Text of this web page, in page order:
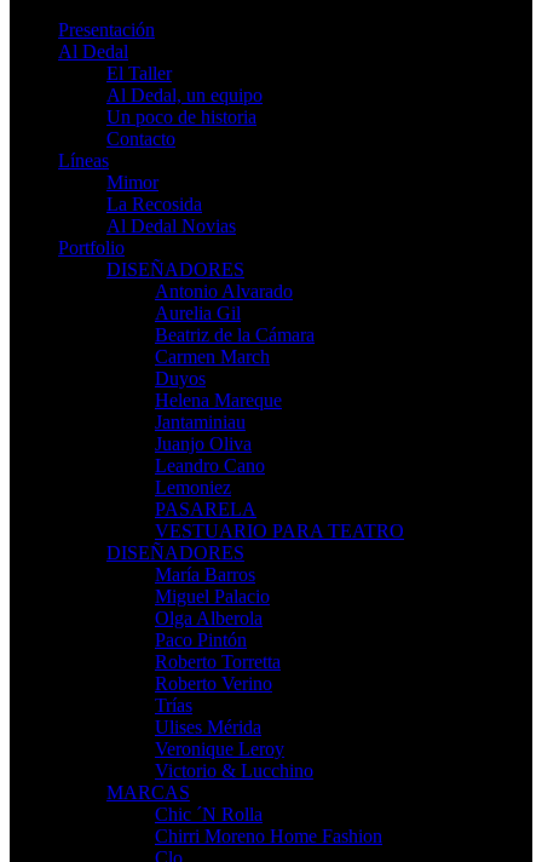
Presentación
Al Dedal
El Taller
Al Dedal, un equipo
Un poco de historia
Contacto
Líneas
Mimor
La Recosida
Al Dedal Novias
Portfolio
DISEÑADORES
Antonio Alvarado
Aurelia Gil
Beatriz de la Cámara
Carmen March
Duyos
Helena Mareque
Jantaminiau
Juanjo Oliva
Leandro Cano
Lemoniez
PASARELA
VESTUARIO PARA TEATRO
DISEÑADORES
María Barros
Miguel Palacio
Olga Alberola
Paco Pintón
Roberto Torretta
Roberto Verino
Trías
Ulises Mérida
Veronique Leroy
Victorio & Lucchino
MARCAS
Chic ´N Rolla
Chirri Moreno Home Fashion
Clo